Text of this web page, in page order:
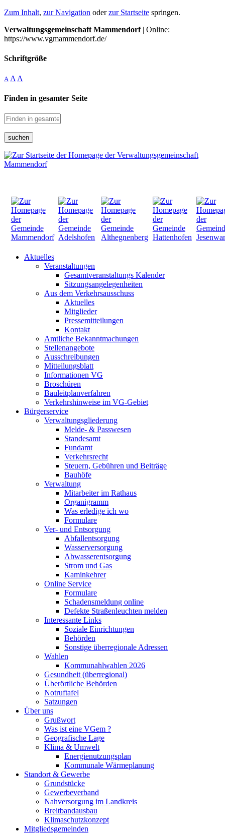
Zum Inhalt, zur Navigation oderzur Startseite springen.
Verwaltungsgemeinschaft Mammendorf| Online:
https://www.vgmammendorf.de/
Schriftgröße
A A A
Finden in gesamter Seite
suchen
Aktuelles
Veranstaltungen
Gesamtveranstaltungs Kalender
Sitzungsangelegenheiten
Aus dem Verkehrsausschuss
Aktuelles
Mitglieder
Pressemitteilungen
Kontakt
Amtliche Bekanntmachungen
Stellenangebote
Ausschreibungen
Mitteilungsblatt
Informationen VG
Broschüren
Bauleitplanverfahren
Verkehrshinweise im VG-Gebiet
Bürgerservice
Verwaltungsgliederung
Melde- & Passwesen
Standesamt
Fundamt
Verkehrsrecht
Steuern, Gebühren und Beiträge
Bauhöfe
Verwaltung
Mitarbeiter im Rathaus
Organigramm
Was erledige ich wo
Formulare
Ver- und Entsorgung
Abfallentsorgung
Wasserversorgung
Abwasserentsorgung
Strom und Gas
Kaminkehrer
Online Service
Formulare
Schadensmeldung online
Defekte Straßenleuchten melden
Interessante Links
Soziale Einrichtungen
Behörden
Sonstige überregionale Adressen
Wahlen
Kommunahlwahlen 2026
Gesundheit (überregional)
Überörtliche Behörden
Notruftafel
Satzungen
Über uns
Grußwort
Was ist eine VGem ?
Geografische Lage
Klima & Umwelt
Energienutzungsplan
Kommunale Wärmeplanung
Standort & Gewerbe
Grundstücke
Gewerbeverband
Nahversorgung im Landkreis
Breitbandausbau
Klimaschutzkonzept
Mitgliedsgemeinden